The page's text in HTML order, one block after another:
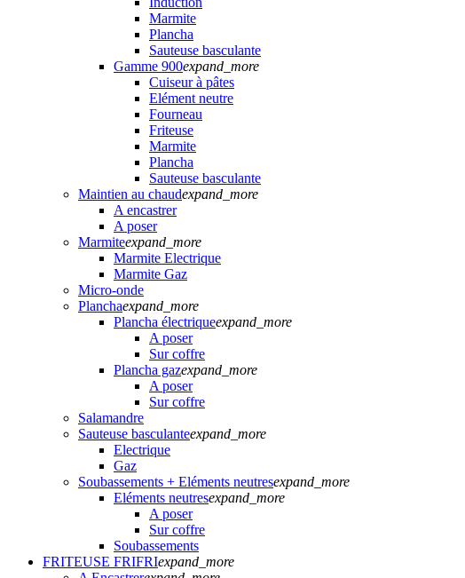
Marmite
Plancha
Sauteuse basculante
Gamme 900expand_more
Cuiseur à pâtes
Elément neutre
Fourneau
Friteuse
Marmite
Plancha
Sauteuse basculante
Maintien au chaudexpand_more
A encastrer
A poser
Marmiteexpand_more
Marmite Electrique
Marmite Gaz
Micro-onde
Planchaexpand_more
Plancha électriqueexpand_more
A poser
Sur coffre
Plancha gazexpand_more
A poser
Sur coffre
Salamandre
Sauteuse basculanteexpand_more
Electrique
Gaz
Soubassements + Eléments neutresexpand_more
Eléments neutresexpand_more
A poser
Sur coffre
Soubassements
FRITEUSE FRIFRIexpand_more